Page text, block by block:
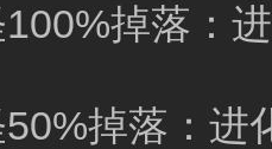
掉落：
掉落：进